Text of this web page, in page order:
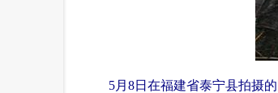
5月8日在福建省泰宁县拍摄